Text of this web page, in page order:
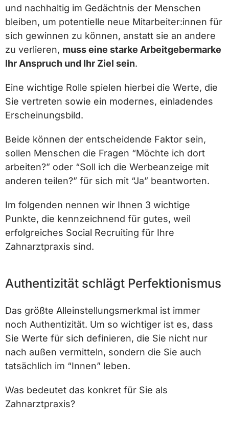
und nachhaltig im Gedächtnis der Menschen
bleiben, um potentielle neue Mitarbeiter:innen für
sich gewinnen zu können, anstatt sie an andere
zu verlieren, muss eine starke Arbeitgebermarke
Ihr Anspruch und Ihr Ziel sein.
Eine wichtige Rolle spielen hierbei die Werte, die
Sie vertreten sowie ein modernes, einladendes
Erscheinungsbild.
Beide können der entscheidende Faktor sein,
sollen Menschen die Fragen “Möchte ich dort
arbeiten?” oder “Soll ich die Werbeanzeige mit
anderen teilen?” für sich mit “Ja” beantworten.
Im folgenden nennen wir Ihnen 3 wichtige
Punkte, die kennzeichnend für gutes, weil
erfolgreiches Social Recruiting für Ihre
Zahnarztpraxis sind.
Authentizität schlägt Perfektionismus
Das größte Alleinstellungsmerkmal ist immer
noch Authentizität. Um so wichtiger ist es, dass
Sie Werte für sich definieren, die Sie nicht nur
nach außen vermitteln, sondern die Sie auch
tatsächlich im “Innen” leben.
Was bedeutet das konkret für Sie als
Zahnarztpraxis?